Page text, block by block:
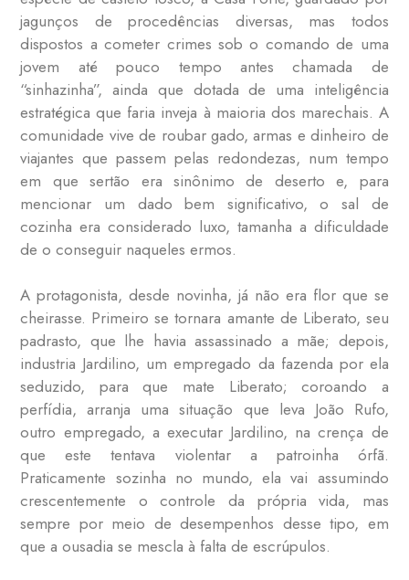
jagunços de procedências diversas, mas todos
dispostos a cometer crimes sob o comando de uma
jovem até pouco tempo antes chamada de
“sinhazinha”, ainda que dotada de uma inteligência
estratégica que faria inveja à maioria dos marechais. A
comunidade vive de roubar gado, armas e dinheiro de
viajantes que passem pelas redondezas, num tempo
em que sertão era sinônimo de deserto e, para
mencionar um dado bem significativo, o sal de
cozinha era considerado luxo, tamanha a dificuldade
de o conseguir naqueles ermos.
A protagonista, desde novinha, já não era flor que se
cheirasse. Primeiro se tornara amante de Liberato, seu
padrasto, que lhe havia assassinado a mãe; depois,
industria Jardilino, um empregado da fazenda por ela
seduzido, para que mate Liberato; coroando a
perfídia, arranja uma situação que leva João Rufo,
outro empregado, a executar Jardilino, na crença de
que este tentava violentar a patroinha órfã.
Praticamente sozinha no mundo, ela vai assumindo
crescentemente o controle da própria vida, mas
sempre por meio de desempenhos desse tipo, em
que a ousadia se mescla à falta de escrúpulos.